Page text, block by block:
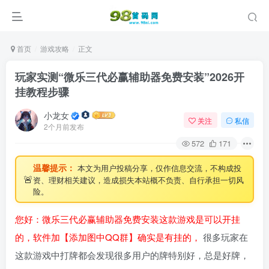
首页 游戏攻略 正文
玩家实测“微乐三代必赢辅助器免费安装”2026开
挂教程步骤
小龙女
2个月前发布
关注 私信
572 171
🚨
温馨提示： 本文为用户投稿分享，仅作信息交流，不构成投
资、理财相关建议，造成损失本站概不负责、自行承担一切风
险。
您好：微乐三代必赢辅助器免费安装这款游戏是可以开挂
的，软件加【添加图中QQ群】确实是有挂的， 很多玩家在
这款游戏中打牌都会发现很多用户的牌特别好，总是好牌，